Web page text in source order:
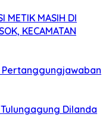
METIK MASIH DI
KECAMATAN
Dilanda